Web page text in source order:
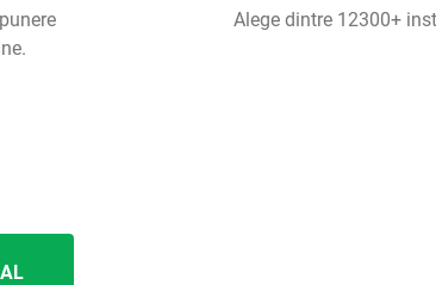
Alege dintre 12300+